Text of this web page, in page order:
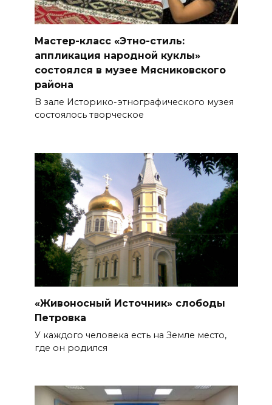
Мастер-класс «Этно-стиль:
аппликация народной куклы»
состоялся в музее Мясниковского
района
В зале Историко-этнографического музея
состоялось творческое
«Живоносный Источник» слободы
Петровка
У каждого человека есть на Земле место,
где он родился